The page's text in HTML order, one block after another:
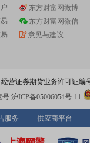
东方财富网微博
东方财富网微信
意见与建议
营证券期货业务许可证编
号:沪ICP备05006054号-11
服务 供应商平台